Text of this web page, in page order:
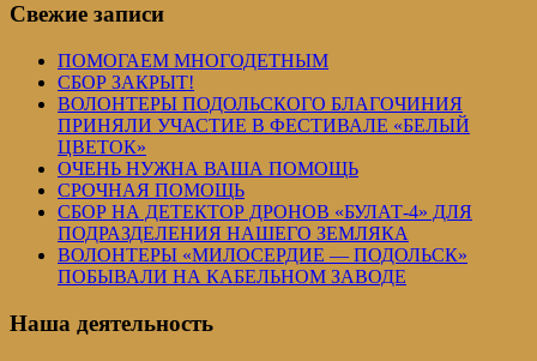
Свежие записи
ПОМОГАЕМ МНОГОДЕТНЫМ
СБОР ЗАКРЫТ!
ВОЛОНТЕРЫ ПОДОЛЬСКОГО БЛАГОЧИНИЯ
ПРИНЯЛИ УЧАСТИЕ В ФЕСТИВАЛЕ «БЕЛЫЙ
ЦВЕТОК»
ОЧЕНЬ НУЖНА ВАША ПОМОЩЬ
СРОЧНАЯ ПОМОЩЬ
СБОР НА ДЕТЕКТОР ДРОНОВ «БУЛАТ-4» ДЛЯ
ПОДРАЗДЕЛЕНИЯ НАШЕГО ЗЕМЛЯКА
ВОЛОНТЕРЫ «МИЛОСЕРДИЕ — ПОДОЛЬСК»
ПОБЫВАЛИ НА КАБЕЛЬНОМ ЗАВОДЕ
Наша деятельность